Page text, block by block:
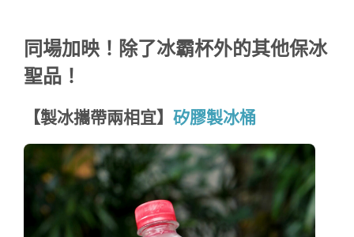
同場加映！除了冰霸杯外的其他保冰
聖品！
【製冰攜帶兩相宜】 矽膠製冰桶